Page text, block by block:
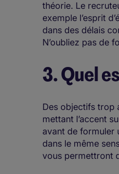
théorie. Le
exemple l’esprit
dans des délais
N’oubliez pas de
3. Quel
Des objectifs trop
mettant l’accent
avant de formuler
dans le même
vous permettront